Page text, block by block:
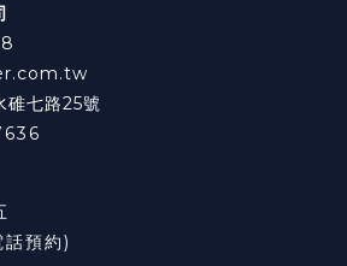
碓七路25號
預約)